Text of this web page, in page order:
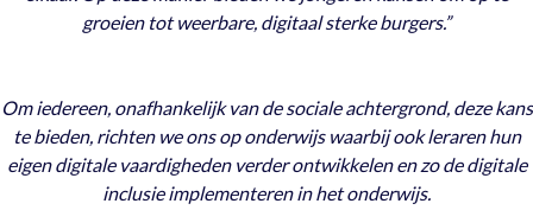
groeien tot weerbare, digitaal sterke burgers.”
Om iedereen, onafhankelijk van de sociale achtergrond, deze kans
te bieden, richten we ons op onderwijs waarbij ook leraren hun
eigen digitale vaardigheden verder ontwikkelen en zo de digitale
inclusie implementeren in het onderwijs.